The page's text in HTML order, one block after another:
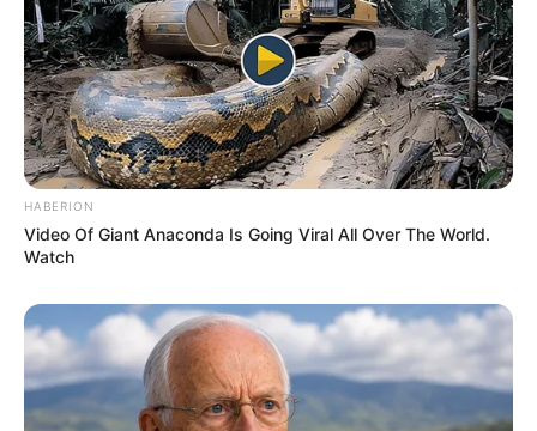
HABERION
Video Of Giant Anaconda Is Going Viral All Over The World.
Watch